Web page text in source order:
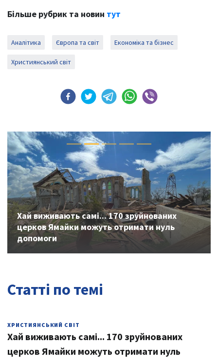
Більше рубрик та новин тут
Аналітика Європа та світ Економіка та бізнес
Християнський світ
Хай виживають самі... 170 зруйнованих
церков Ямайки можуть отримати нуль
допомоги
Previous Next
Статті по темі
ХРИСТИЯНСЬКИЙ СВІТ
Хай виживають самі... 170 зруйнованих
церков Ямайки можуть отримати нуль